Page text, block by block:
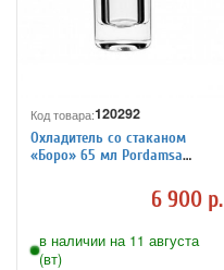
Код товара:120292
Охладитель со стаканом
«Боро» 65 мл Pordamsa
6 900 р.
в наличии на 11 августа
(вт)